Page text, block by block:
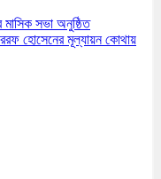
সভা অনুষ্ঠিত
হোসেনের মূল্যায়ন কোথায়